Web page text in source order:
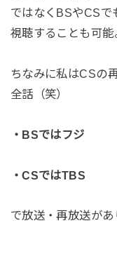
ではなくBSやCSで
視聴することも可能
ちなみに私はCSの
全話（笑）
・BSではフジ
・CSではTBS
で放送・再放送があ